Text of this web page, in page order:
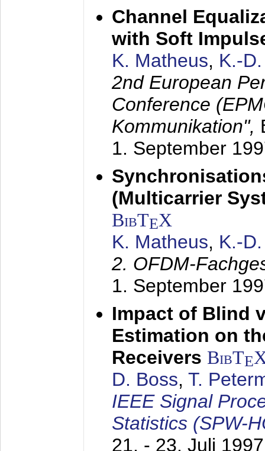
Channel
with Soft
K. Matheus, K.-
2nd European
Conference
Kommunikation",
1. September
(Multicarrier
BibTEX
K. Matheus, K.-
2. OFDM-
1. September
Impact of Blind
Estimation on
Receivers BibTE
D. Boss, T.
IEEE Signal
Statistics (SPW-
21. - 23. Juli 1997